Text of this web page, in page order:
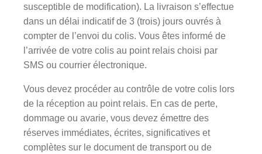
susceptible de modification). La livraison s’effectue
dans un délai indicatif de 3 (trois) jours ouvrés à
compter de l’envoi du colis. Vous êtes informé de
l’arrivée de votre colis au point relais choisi par
SMS ou courrier électronique.
Vous devez procéder au contrôle de votre colis lors
de la réception au point relais. En cas de perte,
dommage ou avarie, vous devez émettre des
réserves immédiates, écrites, significatives et
complètes sur le document de transport ou de